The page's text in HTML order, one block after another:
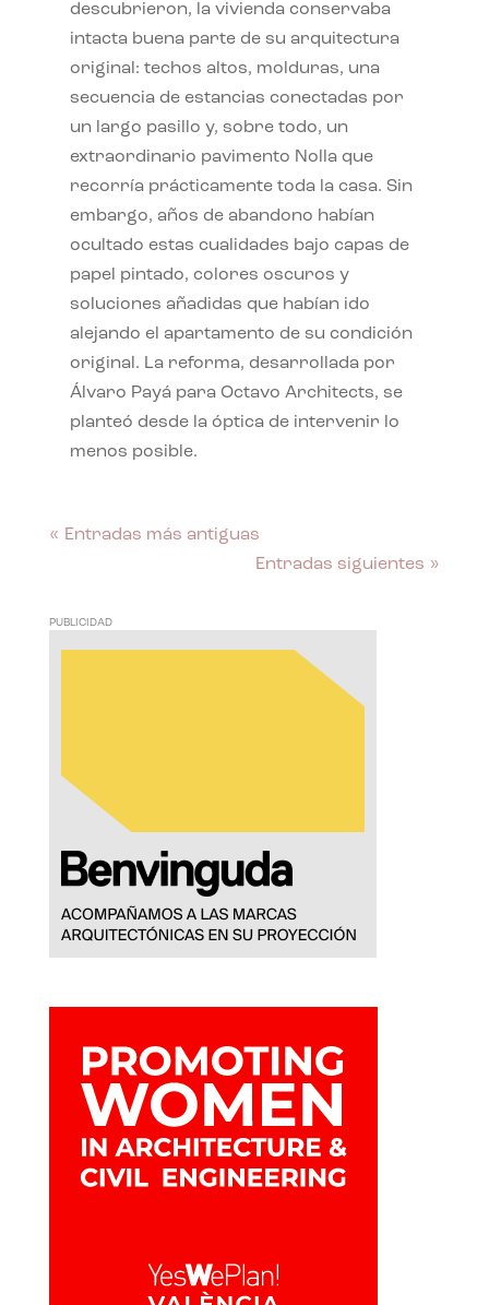
descubrieron, la vivienda conservaba
intacta buena parte de su arquitectura
original: techos altos, molduras, una
secuencia de estancias conectadas por
un largo pasillo y, sobre todo, un
extraordinario pavimento Nolla que
recorría prácticamente toda la casa. Sin
embargo, años de abandono habían
ocultado estas cualidades bajo capas de
papel pintado, colores oscuros y
soluciones añadidas que habían ido
alejando el apartamento de su condición
original. La reforma, desarrollada por
Álvaro Payá para Octavo Architects, se
planteó desde la óptica de intervenir lo
menos posible.
« Entradas más antiguas
Entradas siguientes »
PUBLICIDAD